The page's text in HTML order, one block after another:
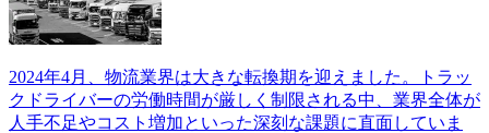
2024年4月、物流業界は大きな転換期を迎えました。トラッ
クドライバーの労働時間が厳しく制限される中、業界全体が
人手不足やコスト増加といった深刻な課題に直面していま